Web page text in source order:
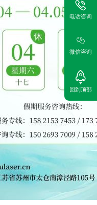
电话咨询
微信咨询
回到顶部